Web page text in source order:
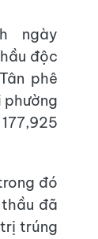
ngày
độc
phê
phường
đó
đã
trúng